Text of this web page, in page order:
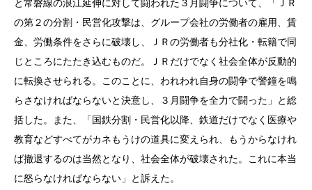
と常磐線の浪江延伸に対して闘われた３月闘争について、「ＪＲ
の第２の分割・民営化攻撃は、グループ会社の労働者の雇用、賃
金、労働条件をさらに破壊し、ＪＲの労働者も分社化・転籍で同
じところにたたき込むものだ。ＪＲだけでなく社会全体が反動的
に転換させられる。このことに、われわれ自身の闘争で警鐘を鳴
らさなければならないと決意し、３月闘争を全力で闘った」と総
括した。また、「国鉄分割・民営化以降、鉄道だけでなく医療や
教育などすべてがカネもうけの道具に変えられ、もうからなけれ
ば撤退するのは当然となり、社会全体が破壊された。これに本当
に怒らなければならない」と訴えた。